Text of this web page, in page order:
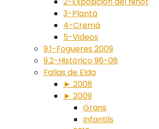
3-Plantà
4-Cremà
5-Videos
9.1-Fogueres 2009
9.2-Histórico 96-08
Fallas de Elda
► 2008
► 2009
Grans
Infantils